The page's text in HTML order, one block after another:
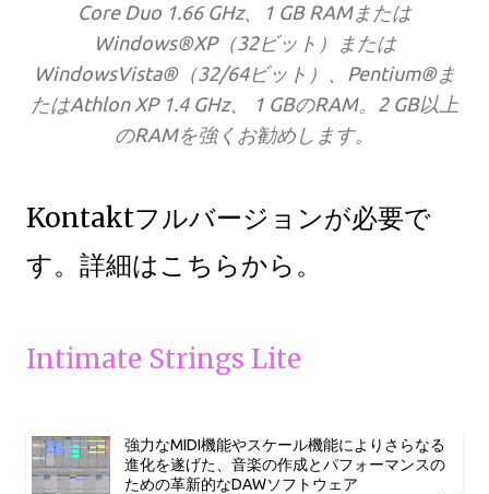
Core Duo 1.66 GHz、1 GB RAMまたは
Windows®XP（32ビット）または
WindowsVista®（32/64ビット）、Pentium®ま
たはAthlon XP 1.4 GHz、 1 GBのRAM。2 GB以上
のRAMを強くお勧めします。
Kontaktフルバージョンが必要で
す。詳細はこちらから。
Intimate Strings Lite
強力なMIDI機能やスケール機能によりさらなる
進化を遂げた、音楽の作成とパフォーマンスの
ための革新的なDAWソフトウェア